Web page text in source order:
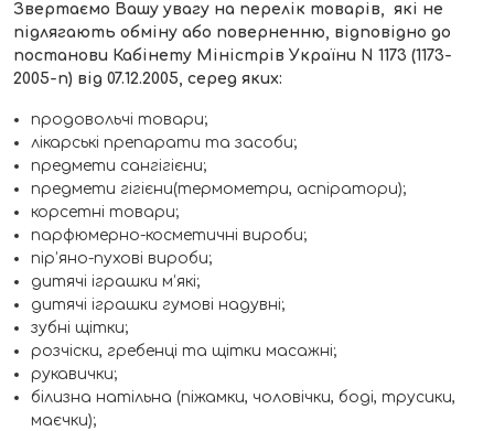
Звертаємо Вашу увагу на перелік товарів, які не
підлягають обміну або поверненню, відповідно до
постанови Кабінету Міністрів України N 1173 (1173-
2005-п) від 07.12.2005, серед яких:
продовольчі товари;
лікарські препарати та засоби;
предмети сангігієни;
предмети гігієни(термометри, аспіратори);
корсетні товари;
парфюмерно-косметичні вироби;
пір’яно-пухові вироби;
дитячі іграшки м’які;
дитячі іграшки гумові надувні;
зубні щітки;
розчіски, гребенці та щітки масажні;
рукавички;
білизна натільна (піжамки, чоловічки, боді, трусики,
маєчки);